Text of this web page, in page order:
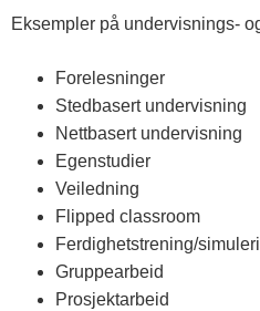
Eksempler på undervisnings-
Forelesninger
Stedbasert undervisning
Nettbasert undervisning
Egenstudier
Veiledning
Flipped classroom
Ferdighetstrening/
Gruppearbeid
Prosjektarbeid